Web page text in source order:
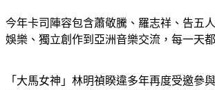
今年卡司陣容包含蕭敬騰、羅志祥、告五
娛樂、獨立創作到亞洲音樂交流，每一天
「大馬女神」林明禎睽違多年再度受邀